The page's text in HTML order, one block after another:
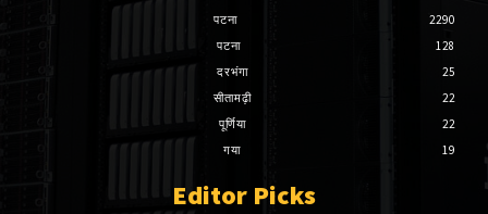
पटना
2290
पटना
128
दरभंगा
25
सीतामढ़ी
22
पूर्णिया
22
गया
19
Editor Picks